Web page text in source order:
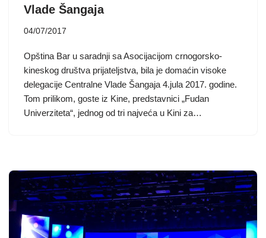
Vlade Šangaja
04/07/2017
Opština Bar u saradnji sa Asocijacijom crnogorsko-
kineskog društva prijateljstva, bila je domaćin visoke
delegacije Centralne Vlade Šangaja 4.jula 2017. godine.
Tom prilikom, goste iz Kine, predstavnici „Fudan
Univerziteta“, jednog od tri najveća u Kini za…